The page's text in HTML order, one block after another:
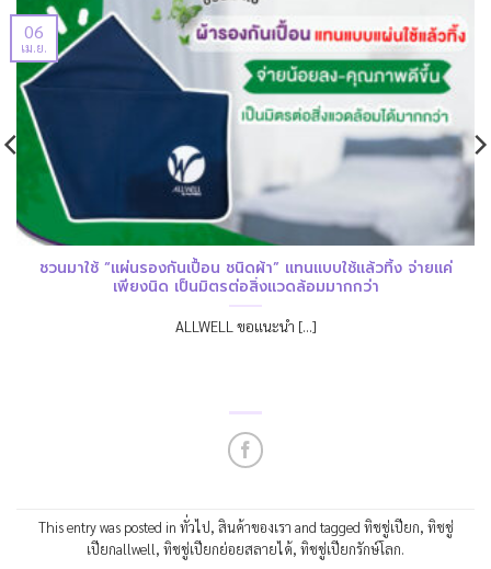
ชวนมาใช้ “แผ่นรองกันเปื้อน ชนิดผ้า” แทนแบบใช้แล้วทิ้ง จ่ายแค่
เพียงนิด เป็นมิตรต่อสิ่งแวดล้อมมากกว่า
ALLWELL ขอแนะนำ [...]
06
เม.ย.
This entry was posted in ทั่วไป, สินค้าของเรา and tagged ทิชชู่เปียก, ทิชชู่
เปียกallwell, ทิชชู่เปียกย่อยสลายได้, ทิชชู่เปียกรักษ์โลก.